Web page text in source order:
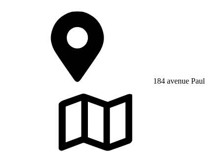
184 avenue Paul